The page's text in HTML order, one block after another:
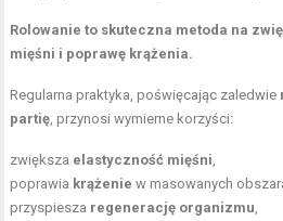
Rolowanie to skuteczna metoda na
mięśni i poprawę krążenia.
Regularna praktyka, poświęcając zaledwie
partię , przynosi wymierne korzyści:
zwiększa elastyczność mięśni
poprawia krążenie w masowanych
przyspiesza regenerację organizmu